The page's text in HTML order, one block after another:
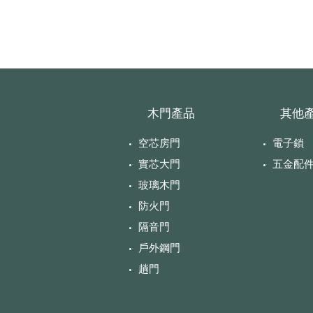
木門產品
空芯房門
實芯大門
玻璃木門
防火門
隔音門
戶外鋼門
趟門
其他
電子鎖
五金配